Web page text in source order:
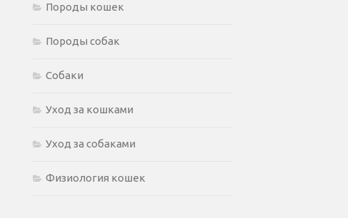
Породы кошек
Породы собак
Собаки
Уход за кошками
Уход за собаками
Физиология кошек